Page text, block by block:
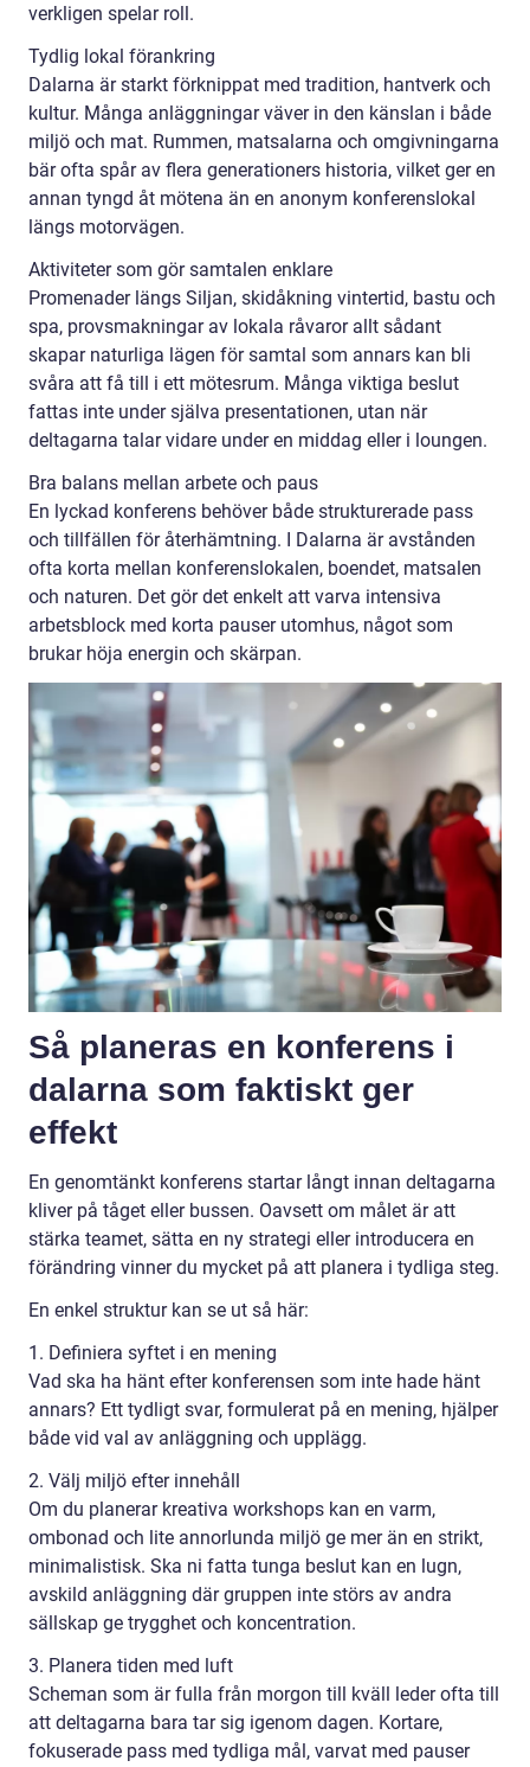
verkligen spelar roll.
Tydlig lokal förankring
Dalarna är starkt förknippat med tradition, hantverk och
kultur. Många anläggningar väver in den känslan i både
miljö och mat. Rummen, matsalarna och omgivningarna
bär ofta spår av flera generationers historia, vilket ger en
annan tyngd åt mötena än en anonym konferenslokal
längs motorvägen.
Aktiviteter som gör samtalen enklare
Promenader längs Siljan, skidåkning vintertid, bastu och
spa, provsmakningar av lokala råvaror allt sådant
skapar naturliga lägen för samtal som annars kan bli
svåra att få till i ett mötesrum. Många viktiga beslut
fattas inte under själva presentationen, utan när
deltagarna talar vidare under en middag eller i loungen.
Bra balans mellan arbete och paus
En lyckad konferens behöver både strukturerade pass
och tillfällen för återhämtning. I Dalarna är avstånden
ofta korta mellan konferenslokalen, boendet, matsalen
och naturen. Det gör det enkelt att varva intensiva
arbetsblock med korta pauser utomhus, något som
brukar höja energin och skärpan.
Så planeras en konferens i
dalarna som faktiskt ger
effekt
En genomtänkt konferens startar långt innan deltagarna
kliver på tåget eller bussen. Oavsett om målet är att
stärka teamet, sätta en ny strategi eller introducera en
förändring vinner du mycket på att planera i tydliga steg.
En enkel struktur kan se ut så här:
1. Definiera syftet i en mening
Vad ska ha hänt efter konferensen som inte hade hänt
annars? Ett tydligt svar, formulerat på en mening, hjälper
både vid val av anläggning och upplägg.
2. Välj miljö efter innehåll
Om du planerar kreativa workshops kan en varm,
ombonad och lite annorlunda miljö ge mer än en strikt,
minimalistisk. Ska ni fatta tunga beslut kan en lugn,
avskild anläggning där gruppen inte störs av andra
sällskap ge trygghet och koncentration.
3. Planera tiden med luft
Scheman som är fulla från morgon till kväll leder ofta till
att deltagarna bara tar sig igenom dagen. Kortare,
fokuserade pass med tydliga mål, varvat med pauser